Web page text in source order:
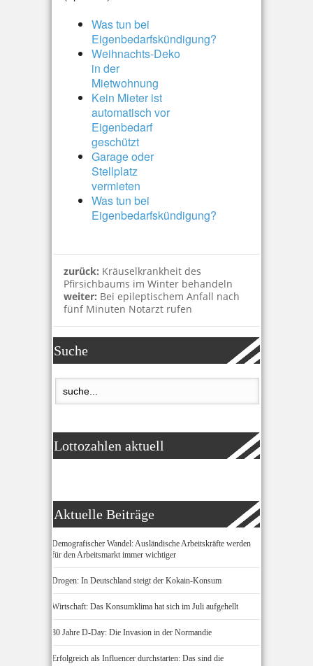
Was tun bei
Eigenbedarfskündigung?
Weihnachts-Deko
in der
Mietwohnung
Kein Mieter ist
automatisch vor
Eigenbedarf
geschützt
Garage oder
Stellplatz
vermieten
Was tun bei
Eigenbedarfskündigung?
zurück: Kräuselkrankheit des
Pfirsichbaums im Winter behandeln
weiter: Bei epileptischem Anfall nach
fünf Minuten Notarzt rufen
Suche
Lottozahlen aktuell
Aktuelle Beiträge
Demografischer Wandel: Ausländische Arbeitskräfte werden
für den Arbeitsmarkt immer wichtiger
Drogen: In Deutschland steigt der Kokain-Konsum
Wirtschaft: Das Konsumklima hat sich im Juli aufgehellt
80 Jahre D-Day: Die Invasion in der Normandie
Erfolgreich als Influencer durchstarten: Das sind die